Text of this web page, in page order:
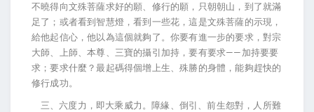
不曉得向文殊菩薩求好的願、修行的願，只朝朝山，到了就滿
足了；或者看到智慧燈，看到一些花，這是文殊菩薩的示現，
給他起信心，他以為這個就夠了。你要有進一步的要求，對宗
大師、上師、本尊、三寶的攝引加持，要有要求——加持要要
求；要求什麼？最起碼得個增上生、殊勝的身體，能夠趕快的
修行成功。
三、六度力，即大乘威力。障緣、倒引、前生怨對，人所難